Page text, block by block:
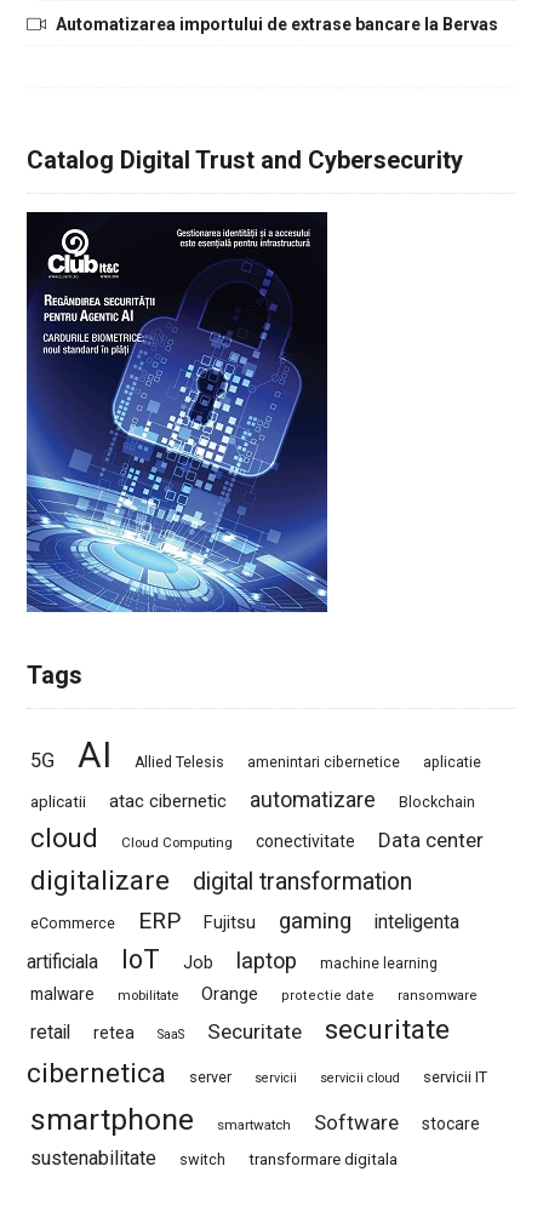
Automatizarea importului de extrase bancare la Bervas
Catalog Digital Trust and Cybersecurity
Tags
5G AI Allied Telesis amenintari cibernetice aplicatie
aplicatii atac cibernetic automatizare Blockchain
cloud Cloud Computing conectivitate Data center
digitalizare digital transformation
eCommerce ERP Fujitsu gaming
inteligenta
artificiala
IoT Job laptop machine learning
malware mobilitate Orange protectie date ransomware
retail retea SaaS Securitate
securitate
cibernetica
server servicii servicii cloud servicii IT
smartphone smartwatch Software stocare
sustenabilitate switch transformare digitala